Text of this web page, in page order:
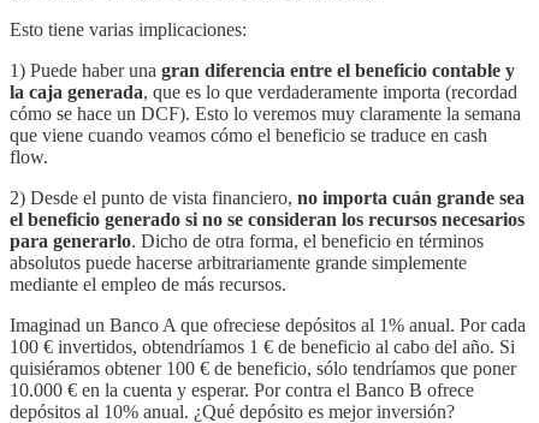
Esto tiene varias implicaciones:
1) Puede haber una gran diferencia entre el beneficio contable y
la caja generada, que es lo que verdaderamente importa (recordad
cómo se hace un DCF). Esto lo veremos muy claramente la semana
que viene cuando veamos cómo el beneficio se traduce en cash
flow.
2) Desde el punto de vista financiero, no importa cuán grande sea
el beneficio generado si no se consideran los recursos necesarios
para generarlo. Dicho de otra forma, el beneficio en términos
absolutos puede hacerse arbitrariamente grande simplemente
mediante el empleo de más recursos.
Imaginad un Banco A que ofreciese depósitos al 1% anual. Por cada
100 € invertidos, obtendríamos 1 € de beneficio al cabo del año. Si
quisiéramos obtener 100 € de beneficio, sólo tendríamos que poner
10.000 € en la cuenta y esperar. Por contra el Banco B ofrece
depósitos al 10% anual. ¿Qué depósito es mejor inversión?